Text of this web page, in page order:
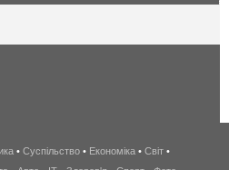
беспроводной
• Суспільство • Економіка • Світ •